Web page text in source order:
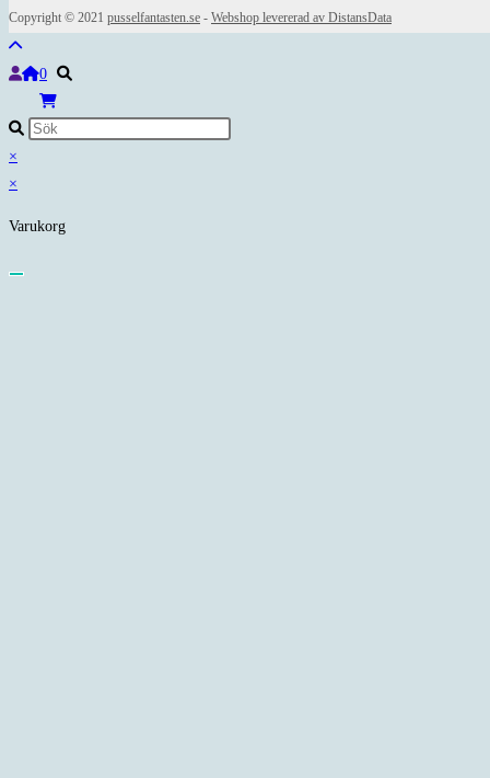
Copyright © 2021 pusselfantasten.se - Webshop levererad av DistansData
0
×
×
Varukorg